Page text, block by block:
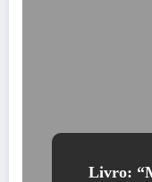
Livro: